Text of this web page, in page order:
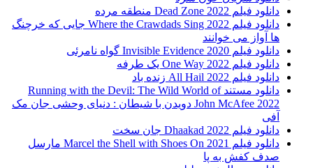
دانلود فیلم 2022 Dead Zone منطقه مرده
دانلود فیلم Where the Crawdads Sing 2022 جایی که خرچنگ
ها آواز می خوانند
دانلود فیلم 2020 Invisible Evidence گواه نامرئی
دانلود فیلم One Way 2022 یک طرفه
دانلود فیلم All Hail 2022 زنده باد
دانلود مستند Running with the Devil: The Wild World of
John McAfee 2022 دویدن با شیطان : دنیای وحشی جان مک
آفی
دانلود فیلم Dhaakad 2022 جان سخت
دانلود فیلم Marcel the Shell with Shoes On 2021 مارسل
صدف کفش به پا